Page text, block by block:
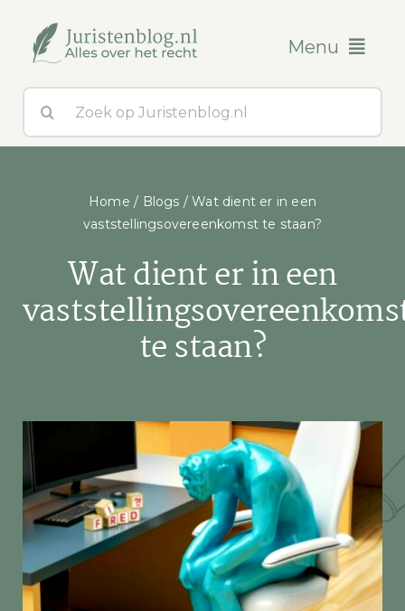
inhoud
Menu
Blogs
Contact
naar:
Home / Blogs /Wat dient er in een
vaststellingsovereenkomst te staan?
Wat dient er in een
te staan?